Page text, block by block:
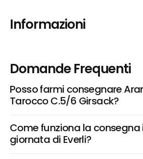
Informazioni
Domande Frequenti
Posso farmi consegnare
Tarocco C.5/6 Girsack?
Come funziona la consegna
giornata di Everli?